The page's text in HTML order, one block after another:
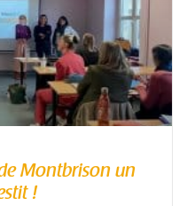
Montbrison un
!